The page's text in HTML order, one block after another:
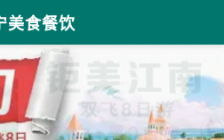
美食餐饮